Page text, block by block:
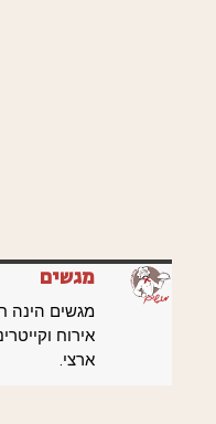
מגשים
מגשים הינה
אירוח
ארצי.